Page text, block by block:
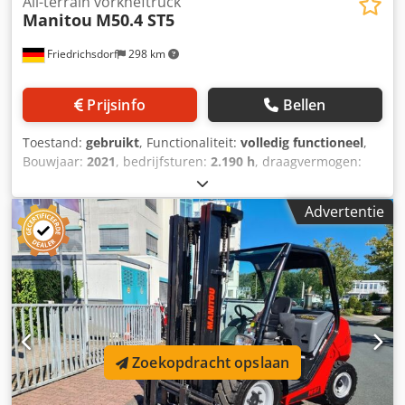
Friedrichsdorf 298 km
Manitou M50.4 ST5
Prijsinfo Bellen
Toestand: gebruikt, Functionaliteit: volledig functioneel,
Bouwjaar: 2021, bedrijfsturen: 2.190 h, draagvermogen:
5.500 mm
brandstoftype:diesel, masttype:triplex, bouwhoogte:
2.910 mm, vermogen: 55 kW (74,78 pk)
vorkenbordbreedte:1.670 mm , vorklengte: 1.200 mm
leeggewicht:7.760 kg, totale lengte:3.748 mm,
aandrijftype:
Diesel, bouwbreedte: 2.080 mm, Vorkheftruck
voor alle terreinen Zwaartepunt last: 600 Vorkbreedte: 150
mm Vorkdikte: 60 mm ISO-klasse: ISO-klasse 4 = 5.000 -
10.000 kg Masttype: Triplex Transmissie: koppelomvormer
Snelheidsklasse: 20 Technische staat: normaal Voorbanden
Type: Pneumatisch Csdjw Rhb Ajpfx Al Asrf Maat
voorbanden: AS 340/80 R18 Conditie voorbanden: 80 -
Advertentie
Zoekopdracht opslaan